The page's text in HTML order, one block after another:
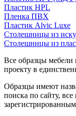
Пластик HPL
Пленка ПВХ
Пластик Alvic Luxe
Столешницы из
Столешницы из
Все образцы
проекту в
Образцы имеют
поиска по сайту,